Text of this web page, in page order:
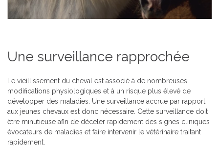
Une surveillance rapprochée
Le vieillissement du cheval est associé à de nombreuses
modifications physiologiques et à un risque plus élevé de
développer des maladies. Une surveillance accrue par rapport
aux jeunes chevaux est donc nécessaire. Cette surveillance doit
être minutieuse afin de déceler rapidement des signes cliniques
évocateurs de maladies et faire intervenir le vétérinaire traitant
rapidement.